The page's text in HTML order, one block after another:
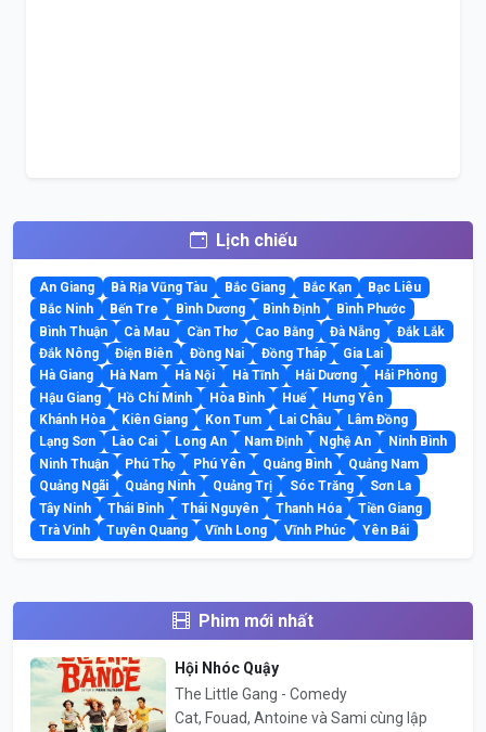
Lịch chiếu
An Giang Bà Rịa Vũng Tàu Bắc Giang Bắc Kạn
Bạc Liêu
Bắc Ninh
Bến Tre Bình Dương Bình Định
Bình Phước
Bình Thuận
Cà Mau Cần Thơ Cao Bằng Đà Nẵng
Đắk Lắk
Đắk Nông
Điện Biên Đồng Nai Đồng Tháp
Gia Lai
Hà Giang
Hà Nam Hà Nội Hà Tĩnh Hải Dương
Hải Phòng
Hậu Giang
Hồ Chí Minh Hòa Bình Huế
Hưng Yên
Khánh Hòa
Kiên Giang Kon Tum Lai Châu
Lâm Đồng
Lạng Sơn
Lào Cai Long An Nam Định Nghệ An
Ninh Bình
Ninh Thuận
Phú Thọ Phú Yên Quảng Bình
Quảng Nam
Quảng Ngãi
Quảng Ninh Quảng Trị Sóc Trăng
Sơn La
Tây Ninh
Thái Bình Thái Nguyên Thanh Hóa
Tiền Giang
Trà Vinh
Tuyên Quang Vĩnh Long Vĩnh Phúc Yên Bái
Phim mới nhất
Hội Nhóc Quậy
The Little Gang - Comedy
Cat, Fouad, Antoine và Sami cùng lập